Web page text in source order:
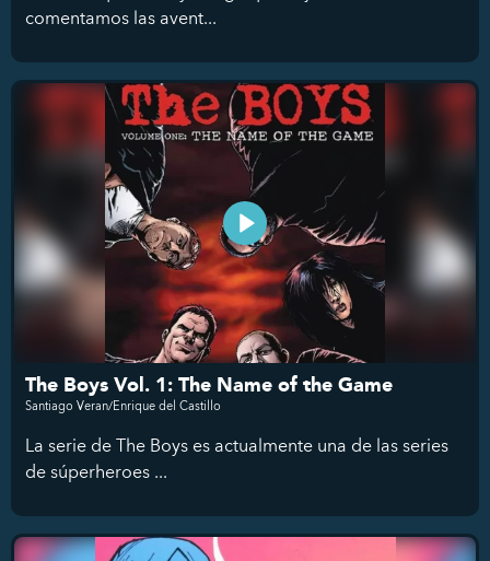
comentamos las avent...
The Boys Vol. 1: The Name of the Game
Santiago Veran/Enrique del Castillo
La serie de The Boys es actualmente una de las series
de súperheroes ...